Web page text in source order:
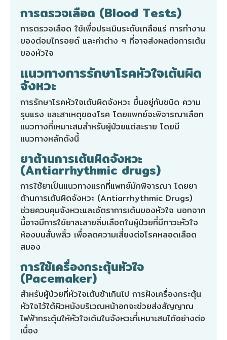
การตรวจเลือด (Blood Tests)
การตรวจเลือด ใช้เพื่อประเมินระดับเกลือแร่ การทำงาน
ของต่อมไทรอยด์ และค่าต่าง ๆ ที่อาจส่งผลต่อการเต้น
ของหัวใจ
แนวทางการรักษาโรคหัวใจเต้นผิด
จังหวะ
การรักษาโรคหัวใจเต้นผิดจังหวะ ขึ้นอยู่กับชนิด ความ
รุนแรง และสาเหตุของโรค โดยแพทย์จะพิจารณาเลือก
แนวทางที่เหมาะสมสำหรับผู้ป่วยแต่ละราย โดยมี
แนวทางหลักดังนี้
ยาต้านการเต้นผิดจังหวะ
(Antiarrhythmic drugs)
การใช้ยาเป็นแนวทางแรกที่แพทย์มักพิจารณา โดยยา
ต้านการเต้นผิดจังหวะ (Antiarrhythmic Drugs)
ช่วยควบคุมจังหวะและอัตราการเต้นของหัวใจ นอกจาก
นี้อาจมีการใช้ยาละลายลิ่มเลือดในผู้ป่วยที่มีภาวะหัวใจ
ห้องบนสั่นพลิ้ว เพื่อลดความเสี่ยงต่อโรคหลอดเลือด
สมอง
การใช้เครื่องกระตุ้นหัวใจ
(Pacemaker)
สำหรับผู้ป่วยที่หัวใจเต้นช้าเกินไป การฝังเครื่องกระตุ้น
หัวใจไว้ใต้ผิวหนังบริเวณหน้าอกจะช่วยส่งสัญญาณ
ไฟฟ้ากระตุ้นให้หัวใจเต้นในจังหวะที่เหมาะสมได้อย่างต่อ
เนื่อง